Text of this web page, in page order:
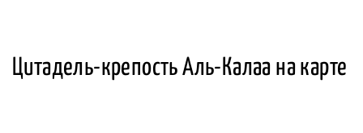
Цитадель-крепость Аль-Калаа на карте